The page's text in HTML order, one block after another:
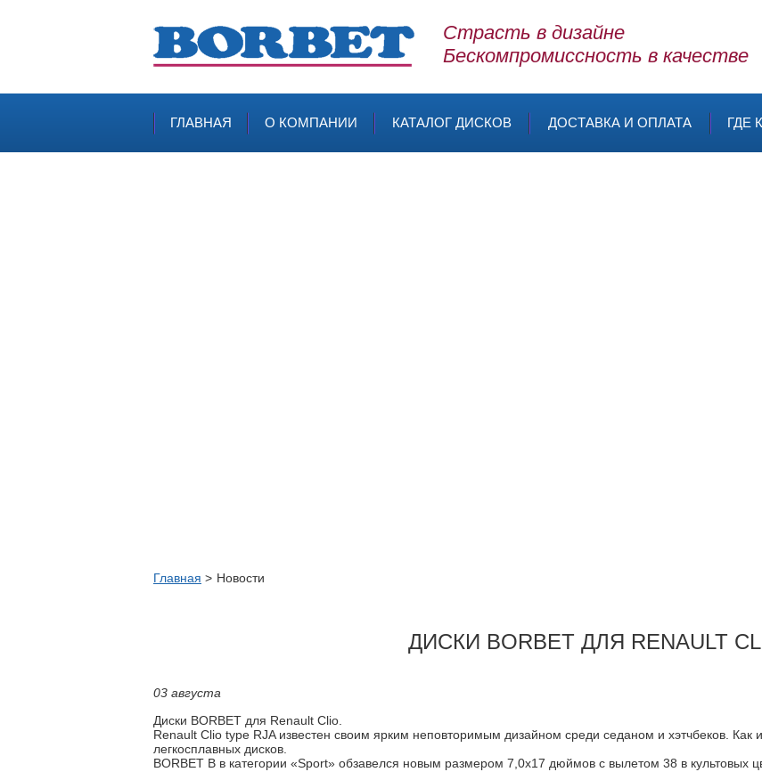
Страсть в дизайне
Бескомпромиссность в качестве
ГЛАВНАЯ О КОМПАНИИ КАТАЛОГ ДИСКОВ ДОСТАВКА И ОПЛАТА ГДЕ
Главная Новости
ДИСКИ BORBET ДЛЯ RENAULT
03 августа
Диски BORBET для Renault Clio.
Renault Clio type RJA известен своим ярким неповторимым дизайном среди седаном и хэтчбеков.
легкосплавных дисков.
BORBET B в категории «Sport» обзавелся новым размером 7,0x17 дюймов с вылетом 38 в культовых